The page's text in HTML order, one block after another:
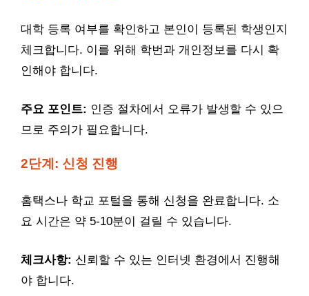
대학 등록 여부를 확인하고 본인이 등록된 학생인지
체크합니다. 이를 위해 학번과 개인정보를 다시 확
인해야 합니다.
주요 포인트: 인증 절차에서 오류가 발생할 수 있으
므로 주의가 필요합니다.
2단계: 신청 진행
홈택스나 학교 포털을 통해 신청을 완료합니다. 소
요 시간은 약 5-10분이 걸릴 수 있습니다.
체크사항: 신뢰할 수 있는 인터넷 환경에서 진행해
야 합니다.